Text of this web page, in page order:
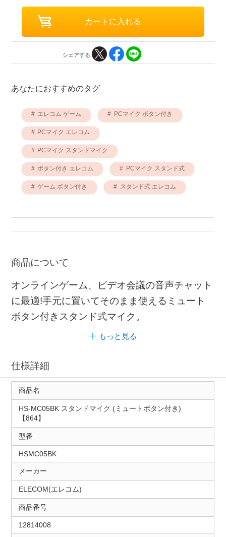
シェアする
あなたにおすすめのタグ
エレコム ゲーム PCマイク ボタン付き
PCマイク エレコム
PCマイク スタンドマイク
ボタン付き エレコム PCマイク スタンド式
ゲーム ボタン付き スタンド式 エレコム
商品について
オンラインゲーム、ビデオ会議の音声チャット
に最適!手元に置いてそのまま使えるミュート
ボタン付きスタンド式マイク。
もっと見る
仕様詳細
商品名
HS-MC05BK スタンドマイク (ミュートボタン付き)
【864】
型番
HSMC05BK
メーカー
ELECOM(エレコム)
商品番号
12814008